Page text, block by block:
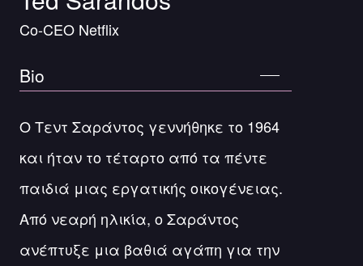
Co-CEO Netflix
Bio
Ο Τεντ Σαράντος γεννήθηκε το 1964
και ήταν το τέταρτο από τα πέντε
παιδιά μιας εργατικής οικογένειας.
Από νεαρή ηλικία, ο Σαράντος
ανέπτυξε μια βαθιά αγάπη για την